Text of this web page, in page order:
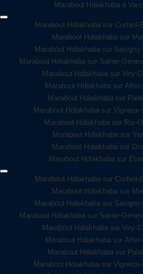
Marabout Hdiakhaba à
Marabout Hdiakhaba sur Corbeil-
Marabout Hdiakhaba sur
Marabout Hdiakhaba sur
Marabout Hdiakhaba sur Sainte-
Marabout Hdiakhaba sur Viry-
Marabout Hdiakhaba sur
Marabout Hdiakhaba sur
Marabout Hdiakhaba sur
Marabout Hdiakhaba sur Ris-
Marabout Hdiakhaba sur
Marabout Hdiakhaba sur
Marabout Hdiakhaba sur
Marabout Hdiakhaba sur Corbeil-
Marabout Hdiakhaba sur
Marabout Hdiakhaba sur
Marabout Hdiakhaba sur Sainte-
Marabout Hdiakhaba sur Viry-
Marabout Hdiakhaba sur
Marabout Hdiakhaba sur
Marabout Hdiakhaba sur